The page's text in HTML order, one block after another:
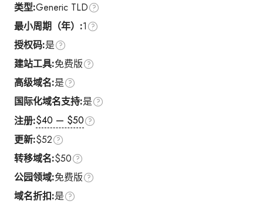
类型:Generic TLD
最小周期（年）:1
授权码:是
建站工具:免费版
高级域名:是
国际化域名支持:是
注册:$40 — $50
更新:$52
转移域名:$50
公园领域:免费版
域名折扣:是